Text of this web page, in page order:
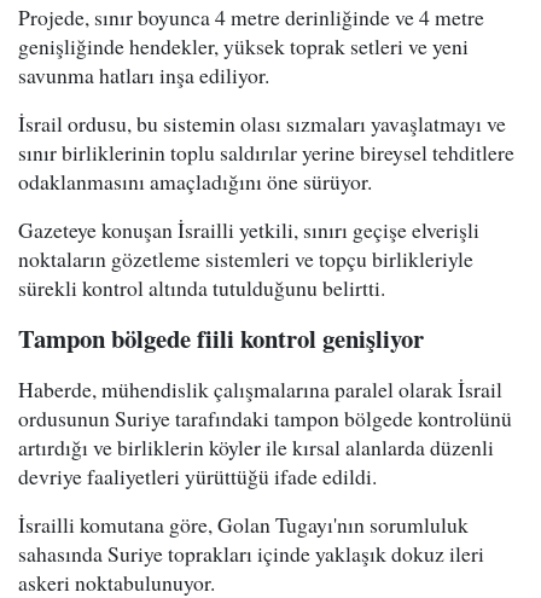
Projede, sınır boyunca 4 metre derinliğinde ve 4 metre
genişliğinde hendekler, yüksek toprak setleri ve yeni
savunma hatları inşa ediliyor.
İsrail ordusu, bu sistemin olası sızmaları yavaşlatmayı ve
sınır birliklerinin toplu saldırılar yerine bireysel tehditlere
odaklanmasını amaçladığını öne sürüyor.
Gazeteye konuşan İsrailli yetkili, sınırı geçişe elverişli
noktaların gözetleme sistemleri ve topçu birlikleriyle
sürekli kontrol altında tutulduğunu belirtti.
Tampon bölgede fiili kontrol genişliyor
Haberde, mühendislik çalışmalarına paralel olarak İsrail
ordusunun Suriye tarafındaki tampon bölgede kontrolünü
artırdığı ve birliklerin köyler ile kırsal alanlarda düzenli
devriye faaliyetleri yürüttüğü ifade edildi.
İsrailli komutana göre, Golan Tugayı'nın sorumluluk
sahasında Suriye toprakları içinde yaklaşık dokuz ileri
askeri noktabulunuyor.